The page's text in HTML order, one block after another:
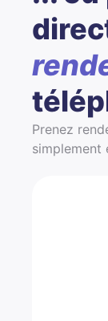
Prenez
simplement